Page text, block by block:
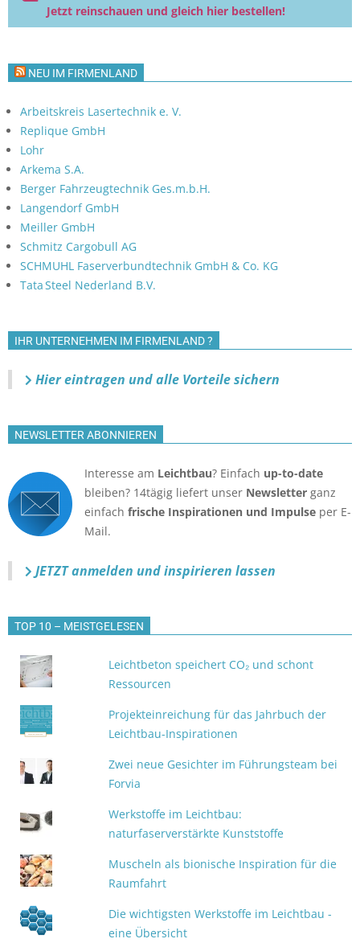
Jetzt reinschauen und gleich hier bestellen!
NEU IM FIRMENLAND
Arbeitskreis Lasertechnik e. V.
Replique GmbH
Lohr
Arkema S.A.
Berger Fahrzeugtechnik Ges.m.b.H.
Langendorf GmbH
Meiller GmbH
Schmitz Cargobull AG
SCHMUHL Faserverbundtechnik GmbH & Co. KG
Tata Steel Nederland B.V.
IHR UNTERNEHMEN IM FIRMENLAND ?
Hier eintragen und alle Vorteile sichern
NEWSLETTER ABONNIEREN
Interesse am Leichtbau? Einfach up-to-date
bleiben? 14tägig liefert unser Newsletter ganz
einfach frische Inspirationen und Impulse per E-
Mail.
JETZT anmelden und inspirieren lassen
TOP 10 – MEISTGELESEN
Leichtbeton speichert CO₂ und schont
Ressourcen
Projekteinreichung für das Jahrbuch der
Leichtbau-Inspirationen
Zwei neue Gesichter im Führungsteam bei
Forvia
Werkstoffe im Leichtbau:
naturfaserverstärkte Kunststoffe
Muscheln als bionische Inspiration für die
Raumfahrt
Die wichtigsten Werkstoffe im Leichtbau -
eine Übersicht